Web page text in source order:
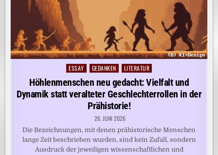
Posted
ESSAY GEDANKEN LITERATUR
Höhlenmenschen neu gedacht: Vielfalt und
Dynamik statt veralteter Geschlechterrollen in der
Prähistorie!
26. JUNI 2026
Die Bezeichnungen, mit denen prähistorische Menschen
lange Zeit beschrieben wurden, sind kein Zufall, sondern
Ausdruck der jeweiligen wissenschaftlichen und